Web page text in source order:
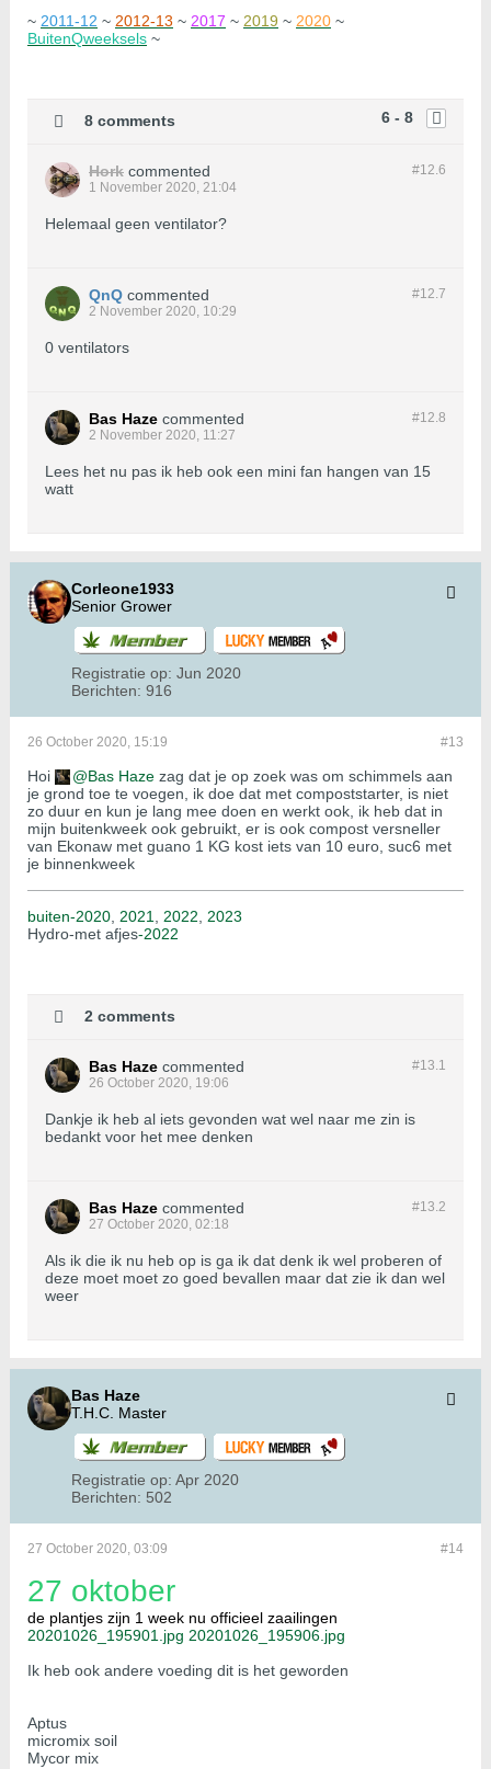
~ 2011-12 ~ 2012-13 ~ 2017 ~ 2019 ~ 2020 ~
BuitenQweeksels ~
6 - 8
8 comments
#12.6
Hork commented
1 November 2020, 21:04
Helemaal geen ventilator?
#12.7
QnQ commented
2 November 2020, 10:29
0 ventilators
#12.8
Bas Haze commented
2 November 2020, 11:27
Lees het nu pas ik heb ook een mini fan hangen van 15
watt
Corleone1933
Senior Grower
Registratie op: Jun 2020
Berichten: 916
#13
26 October 2020, 15:19
Hoi Bas Haze zag dat je op zoek was om schimmels aan
je grond toe te voegen, ik doe dat met compoststarter, is niet
zo duur en kun je lang mee doen en werkt ook, ik heb dat in
mijn buitenkweek ook gebruikt, er is ook compost versneller
van Ekonaw met guano 1 KG kost iets van 10 euro, suc6 met
je binnenkweek
buiten-2020 2021 2022
2023
Hydro-met afjes-2022
2 comments
#13.1
Bas Haze commented
26 October 2020, 19:06
Dankje ik heb al iets gevonden wat wel naar me zin is
bedankt voor het mee denken
#13.2
Bas Haze commented
27 October 2020, 02:18
Als ik die ik nu heb op is ga ik dat denk ik wel proberen of
deze moet moet zo goed bevallen maar dat zie ik dan wel
weer
Bas Haze
T.H.C. Master
Registratie op: Apr 2020
Berichten: 502
#14
27 October 2020, 03:09
27 oktober
de plantjes zijn 1 week nu officieel zaailingen
20201026_195901.jpg 20201026_195906.jpg
Ik heb ook andere voeding dit is het geworden
Aptus
micromix soil
Mycor mix